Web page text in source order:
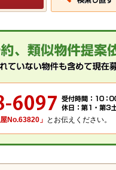
屋No.63820」 とお伝えください。